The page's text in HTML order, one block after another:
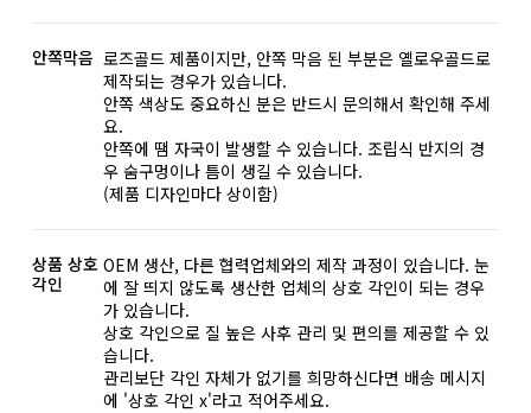
안쪽막음 로즈골드 제품이지만, 안쪽 막음 된 부분은 옐로우골드로
제작되는 경우가 있습니다.
안쪽 색상도 중요하신 분은 반드시 문의해서 확인해 주세
요.
안쪽에 땜 자국이 발생할 수 있습니다. 조립식 반지의 경
우 숨구멍이나 틈이 생길 수 있습니다.
(제품 디자인마다 상이함)
상품 상호
각인
OEM 생산, 다른 협력업체와의 제작 과정이 있습니다. 눈
에 잘 띄지 않도록 생산한 업체의 상호 각인이 되는 경우
가 있습니다.
상호 각인으로 질 높은 사후 관리 및 편의를 제공할 수 있
습니다.
관리보단 각인 자체가 없기를 희망하신다면 배송 메시지
에 '상호 각인 x'라고 적어주세요.